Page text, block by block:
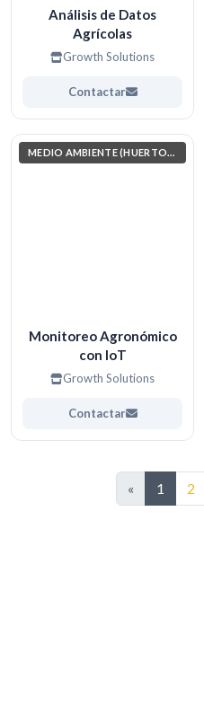
Análisis de Datos
Agrícolas
Growth Solutions
Contactar
MEDIO AMBIENTE (HUERTOS, JARDINERÍA, COSAS POR EL ESTILO)
Monitoreo Agronómico
con IoT
Growth Solutions
Contactar
« 1 2